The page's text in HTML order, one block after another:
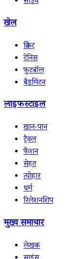
खेल
क्रिकेट
टेनिस
फुटबॉल
बैडमिंटन
लाइफस्टाइल
खान-पान
ट्रैवल
फैशन
सेहत
त्योहार
धर्म
रिलेशनशिप
मुख्य समाचार
लेखक